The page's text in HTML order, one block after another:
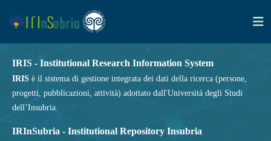
IRIS - Institutional Research Information System
IRIS è il sistema di gestione integrata dei dati della ricerca (persone,
progetti, pubblicazioni, attività) adottato dall'Università degli Studi
dell’Insubria.
IRInSubria - Institutional Repository Insubria